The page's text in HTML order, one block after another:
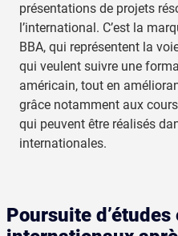
présentations de projets
l’international. C’est la
BBA, qui représentent la
qui veulent suivre une
américain, tout en
grâce notamment aux
qui peuvent être réalisés
internationales.
Poursuite